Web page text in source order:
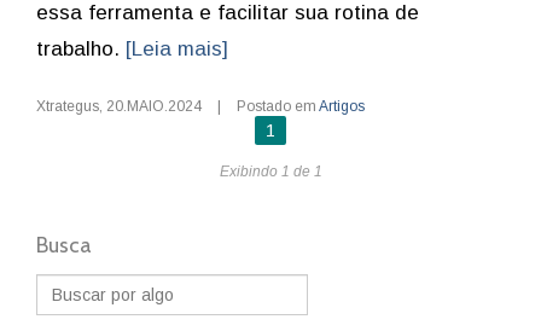
essa ferramenta e facilitar sua rotina de
trabalho. [Leia mais]
Xtrategus, 20.MAIO.2024 Postado em Artigos
1
Exibindo 1 de 1
Busca